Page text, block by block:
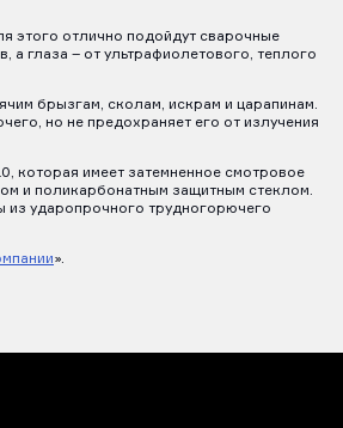
этого отлично подойдут сварочные
глаза – от ультрафиолетового, теплого
брызгам, сколам, искрам и царапинам.
но не предохраняет его от излучения
которая имеет затемненное смотровое
и поликарбонатным защитным стеклом.
из ударопрочного трудногорючего
».